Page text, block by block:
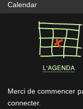
Calendar
Merci de commencer
connecter.